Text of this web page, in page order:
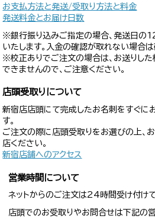
お支払方法と発送/受取り方法と料金
発送料金とお届け日数
※銀行振り込みご指定の場合、発送日の
いたします。入金の確認が取れない場合は
※校正ありでご注文の場合は、お送りし
できませんので、ご注意ください。
店頭受取りについて
新宿店店頭にて完成したお名刺をすぐに
す。
ご注文の際に店頭受取りをお選びの上、
店ください。
新宿店舗へのアクセス
営業時間について
ネットからのご注文は24時間受け付けて
店頭でのお受取りやお問合せは下記の